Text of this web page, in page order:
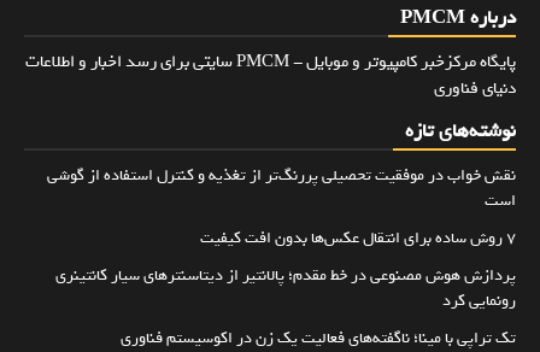
درباره PMCM
پایگاه مرکزخبر کامپیوتر و موبایل - PMCM سایتی برای رسد اخبار و اطلاعات
دنیای فناوری
نوشته‌های تازه
نقش خواب در موفقیت تحصیلی پررنگ‌تر از تغذیه و کنترل استفاده از گوشی
است
۷ روش ساده برای انتقال عکس‌ها بدون افت کیفیت
پردازش هوش مصنوعی در خط مقدم؛ پالانتیر از دیتاسنترهای سیار کانتینری
رونمایی کرد
تک تراپی با مینا؛ ناگفته‌های فعالیت یک زن در اکوسیستم فناوری